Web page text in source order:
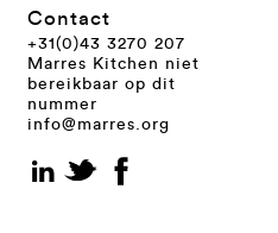
Contact
+31(0)43 3270 207
Marres Kitchen niet
bereikbaar op dit
nummer
info@marres.org